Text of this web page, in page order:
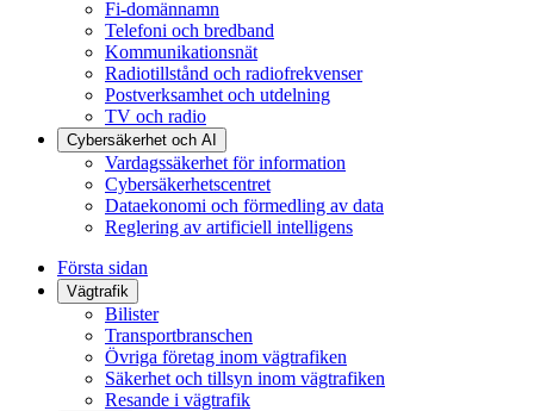
Fi-domännamn
Telefoni och bredband
Kommunikationsnät
Radiotillstånd och radiofrekvenser
Postverksamhet och utdelning
TV och radio
Cybersäkerhet och AI
Vardagssäkerhet för information
Cybersäkerhetscentret
Dataekonomi och förmedling av data
Reglering av artificiell intelligens
Första sidan
Vägtrafik
Bilister
Transportbranschen
Övriga företag inom vägtrafiken
Säkerhet och tillsyn inom vägtrafiken
Resande i vägtrafik